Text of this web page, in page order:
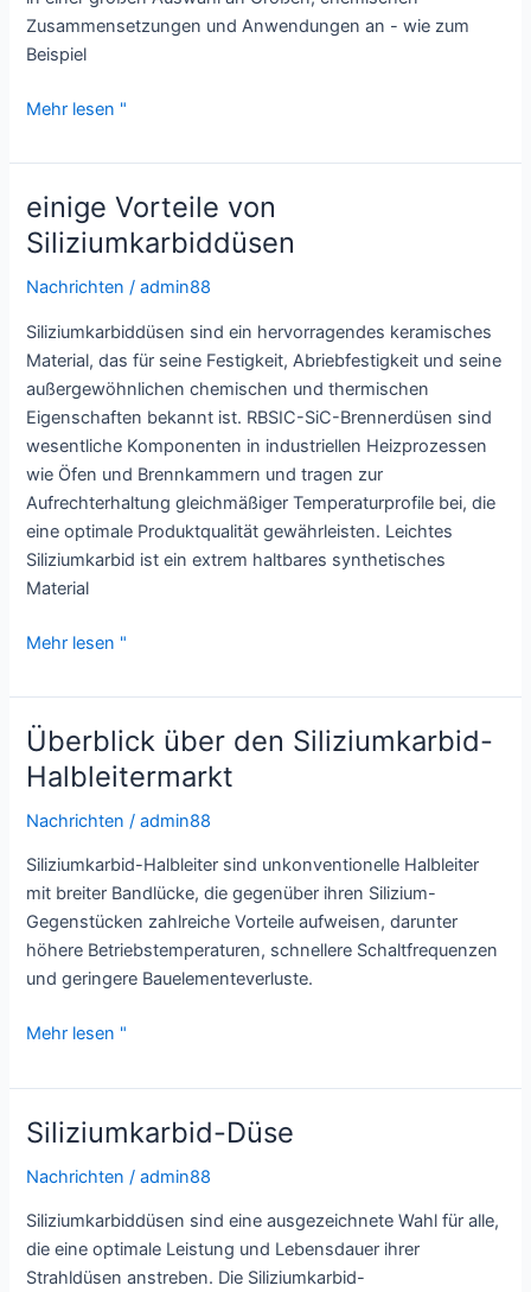
Zusammensetzungen und Anwendungen an - wie zum
Beispiel
Siliziumkarbid-
Mehr lesen "
einige Vorteile von
Siliziumkarbiddüsen
Nachrichten /admin88
Siliziumkarbiddüsen sind ein hervorragendes keramisches
Material, das für seine Festigkeit, Abriebfestigkeit und seine
außergewöhnlichen chemischen und thermischen
Eigenschaften bekannt ist. RBSIC-SiC-Brennerdüsen sind
wesentliche Komponenten in industriellen Heizprozessen
wie Öfen und Brennkammern und tragen zur
Aufrechterhaltung gleichmäßiger Temperaturprofile bei, die
eine optimale Produktqualität gewährleisten. Leichtes
Siliziumkarbid ist ein extrem haltbares synthetisches
Material
einige
von
Siliziumkarbiddüsen
Mehr lesen "
Überblick über den Siliziumkarbid-
Halbleitermarkt
Nachrichten /admin88
Siliziumkarbid-Halbleiter sind unkonventionelle Halbleiter
mit breiter Bandlücke, die gegenüber ihren Silizium-
Gegenstücken zahlreiche Vorteile aufweisen, darunter
höhere Betriebstemperaturen, schnellere Schaltfrequenzen
und geringere Bauelementeverluste.
Überblick
den
Siliziumkarbid-
Halbleitermarkt
Mehr lesen "
Siliziumkarbid-Düse
Nachrichten /admin88
Siliziumkarbiddüsen sind eine ausgezeichnete Wahl für alle,
die eine optimale Leistung und Lebensdauer ihrer
Strahldüsen anstreben. Die Siliziumkarbid-